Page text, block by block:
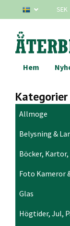
SEK
Hem
Kategorier
Allmoge
Belysning &
Böcker,
Foto Kameror
Glas
Högtider, Jul,